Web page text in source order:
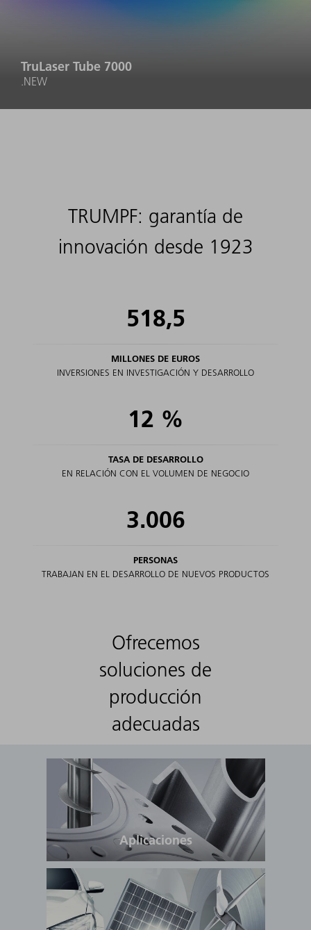
TruLaser Tube 7000
.NEW
TRUMPF: garantía de
innovación desde 1923
518,5
MILLONES DE EUROS
INVERSIONES EN INVESTIGACIÓN Y DESARROLLO
12 %
TASA DE DESARROLLO
EN RELACIÓN CON EL VOLUMEN DE NEGOCIO
3.006
PERSONAS
TRABAJAN EN EL DESARROLLO DE NUEVOS PRODUCTOS
Ofrecemos
soluciones de
producción
adecuadas
Aplicaciones